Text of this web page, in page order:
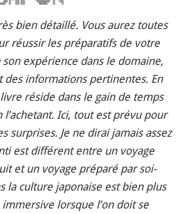
bien détaillé. Vous aurez toutes
réussir les préparatifs de votre
son expérience dans le domaine,
des informations pertinentes. En
réside dans le gain de temps
Ici, tout est prévu pour
surprises. Je ne dirai jamais assez
est différent entre un voyage
et un voyage préparé par soi-
la culture japonaise est bien plus
lorsque l’on doit se